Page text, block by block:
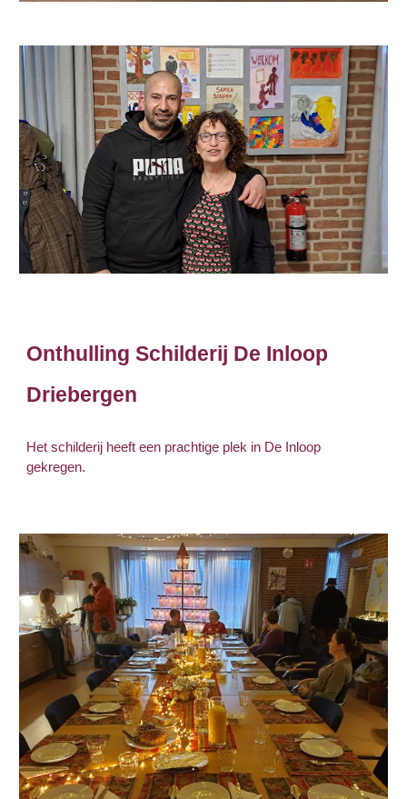
Onthulling Schilderij De Inloop
Driebergen
Het schilderij heeft een prachtige plek in De Inloop
gekregen.